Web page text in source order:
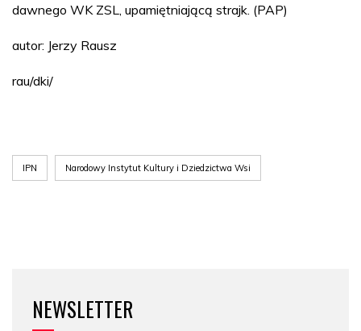
dawnego WK ZSL, upamiętniającą strajk. (PAP)
autor: Jerzy Rausz
rau/dki/
IPN Narodowy Instytut Kultury i Dziedzictwa Wsi
NEWSLETTER